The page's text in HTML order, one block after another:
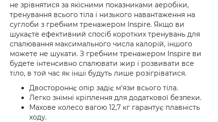
не зрівнятися за якісними показниками аеробіки,
тренування всього тіла і низького навантаження на
суглоби з гребним тренажером Inspire. Якщо ви
шукаєте ефективний спосіб коротких тренувань для
спалювання максимального числа калорій, іншого
можете не шукати. З гребним тренажером Inspire ви
будете інтенсивно спалювати жир і розвивати все
тіло, в той час як інші будуть лише розігріватися.
Двостороннє опір задіє м'язи всього тіла.
Легко знімні кріплення для додаткової безпеки.
Махове колесо вагою 12,7 кг гарантує плавність
ходу.